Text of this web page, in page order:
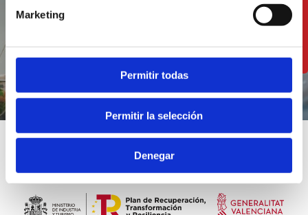
Marketing
Permitir todas
Permitir la selección
Denegar
RESTAURANTS ANSEHEN